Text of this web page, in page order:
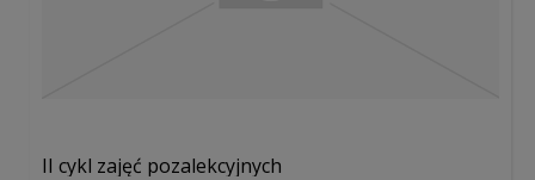
II cykl zajęć pozalekcyjnych